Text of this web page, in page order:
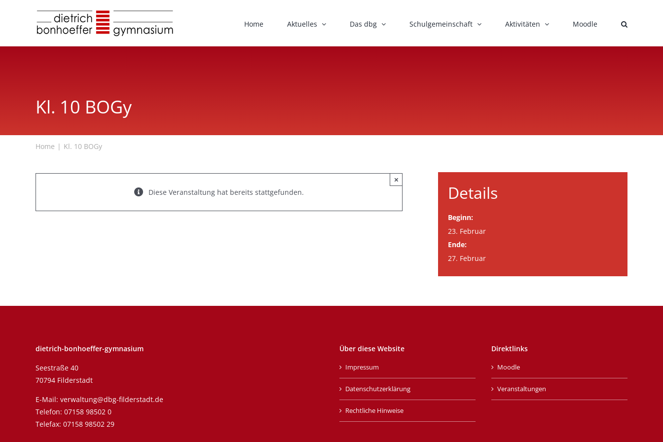
Home Aktuelles Das dbg Schulgemeinschaft Aktivitäten Moodle
Kl. 10 BOGy
Home Kl. 10 BOGy
Diese Veranstaltung hat bereits stattgefunden.
×
Details
Beginn:
23. Februar
Ende:
27. Februar
dietrich-bonhoeffer-gymnasium
Seestraße 40
70794 Filderstadt
E-Mail: verwaltung@dbg-filderstadt.de
Telefon: 07158 98502 0
Telefax: 07158 98502 29
Über diese Website
Impressum
Datenschutzerklärung
Rechtliche Hinweise
Direktlinks
Moodle
Veranstaltungen